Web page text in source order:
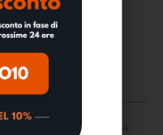
interno;
graduatorie e concorsi
la propria clientela